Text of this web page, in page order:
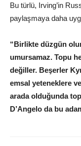
Bu türlü, Irving’in
paylaşmaya daha
“Birlikte düzgün
umursamaz. Topu
değiller. Beşerler
emsal yeteneklere
arada olduğunda
D’Angelo da bu